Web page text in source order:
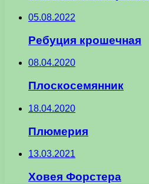
05.08.2022
Ребуция крошечная
08.04.2020
Плоскосемянник
18.04.2020
Плюмерия
13.03.2021
Ховея Форстера